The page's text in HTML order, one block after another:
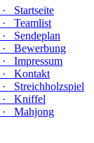
·
Startseite
·
Teamlist
·
Sendeplan
·
Bewerbung
·
Impressum
·
Kontakt
·
Streichholzspiel
·
Kniffel
·
Mahjong